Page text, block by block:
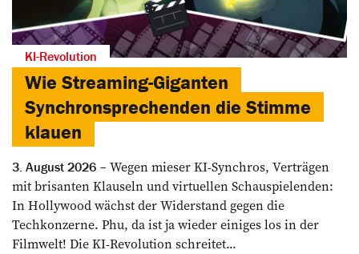
KI-Revolution
Wie Streaming-Giganten
Synchronsprechenden die Stimme
klauen
3. August 2026
Wegen mieser KI-Synchros, Verträgen
mit brisanten Klauseln und virtuellen Schauspielenden:
In Hollywood wächst der Widerstand gegen die
Techkonzerne. Phu, da ist ja wieder einiges los in der
Filmwelt! Die KI-Revolution schreitet...